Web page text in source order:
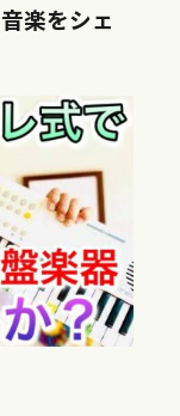
楽をシェ